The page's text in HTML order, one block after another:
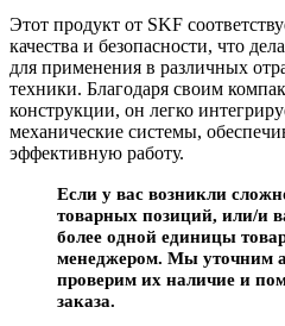
Этот продукт от SKF
качества и безопасности, что
для применения в различных
техники. Благодаря своим
конструкции, он легко
механические системы,
эффективную работу.
Если у вас возникли
товарных позиций, или/и
более одной единицы
менеджером. Мы уточним
проверим их наличие и
заказа.